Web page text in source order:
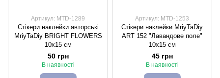
Артикул: MTD-1289
Стікери наклейки авторські
MriyTaDiy BRIGHT FLOWERS
10х15 см
50 грн
В наявності
Артикул: MTD-1253
Стікери наклейки MriyTaDiy
ART 152 "Лавандове поле"
10х15 см
45 грн
В наявності